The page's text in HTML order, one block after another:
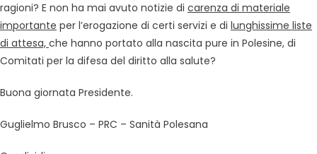
ragioni? E non ha mai avuto notizie di carenza di materiale
importante per l’erogazione di certi servizi e di lunghissime liste
di attesa, che hanno portato alla nascita pure in Polesine, di
Comitati per la difesa del diritto alla salute?
Buona giornata Presidente.
Guglielmo Brusco – PRC – Sanità Polesana